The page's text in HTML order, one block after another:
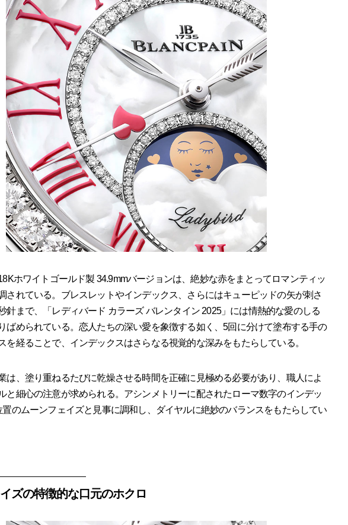
ホワイトゴールド製 34.9mmバージョンは、絶妙な赤をまとってロマンティッ
されている。ブレスレットやインデックス、さらにはキューピッドの矢が刺さ
針まで、「レディバード カラーズ バレンタイン 2025」には情熱的な愛のしる
ばめられている。恋人たちの深い愛を象徴する如く、5回に分けて塗布する手の
を経ることで、インデックスはさらなる視覚的な深みをもたらしている。
は、塗り重ねるたびに乾燥させる時間を正確に見極める必要があり、職人によ
と細心の注意が求められる。アシンメトリーに配されたローマ数字のインデッ
置のムーンフェイズと見事に調和し、ダイヤルに絶妙のバランスをもたらしてい
ズの特徴的な口元のホクロ